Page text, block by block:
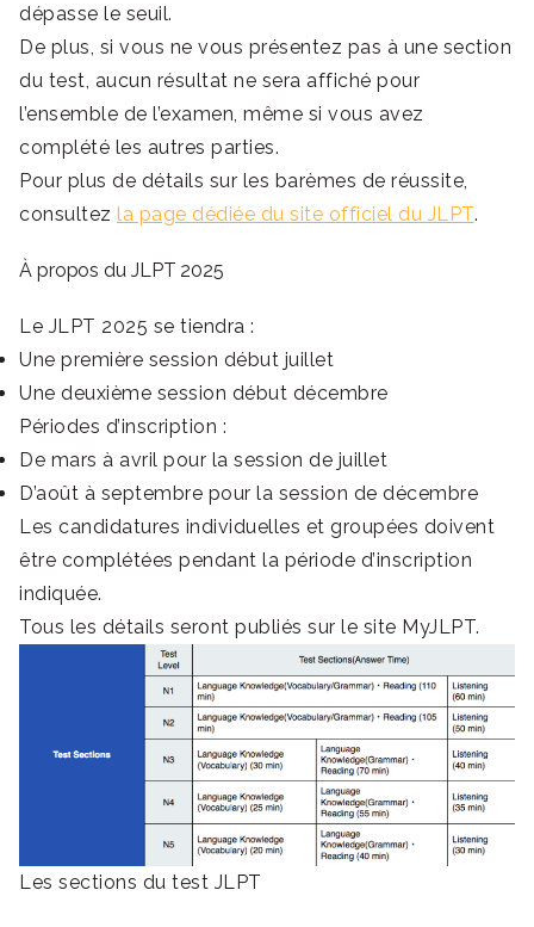
dépasse le seuil.
De plus, si vous ne vous présentez pas à une section
du test, aucun résultat ne sera affiché pour
l’ensemble de l’examen, même si vous avez
complété les autres parties.
Pour plus de détails sur les barèmes de réussite,
consultez la page dédiée du site officiel du JLPT.
À propos du JLPT 2025
Le JLPT 2025 se tiendra :
Une première session début juillet
Une deuxième session début décembre
Périodes d’inscription :
De mars à avril pour la session de juillet
D’août à septembre pour la session de décembre
Les candidatures individuelles et groupées doivent
être complétées pendant la période d’inscription
indiquée.
Tous les détails seront publiés sur le site MyJLPT.
Les sections du test JLPT